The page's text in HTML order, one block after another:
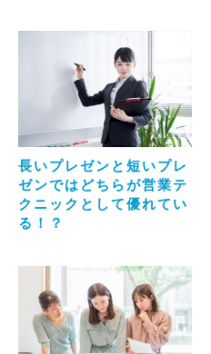
長いプレゼンと短いプレ
ゼンではどちらが営業テ
クニックとして優れてい
る！？